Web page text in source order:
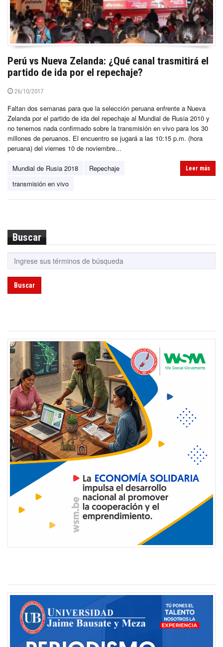
Perú vs Nueva Zelanda: ¿Qué canal trasmitirá el
partido de ida por el repechaje?
26/10/2017
Faltan dos semanas para que la selección peruana enfrente a Nueva
Zelanda por el partido de ida del repechaje al Mundial de Rusia 2010 y
no tenemos nada confirmado sobre la transmisión en vivo para los 30
millones de peruanos. El encuentro se jugará a las 10:15 p.m. (hora
peruana) del viernes 10 de noviembre...
Mundial de Rusia 2018
Repechaje
transmisión en vivo
Leer más
Buscar
Buscar